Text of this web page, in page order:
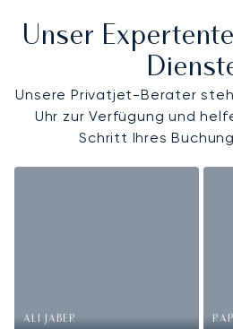
Unser
Unsere Privatjet-Berater
Uhr zur Verfügung und
Schritt Ihres
ALI JABER